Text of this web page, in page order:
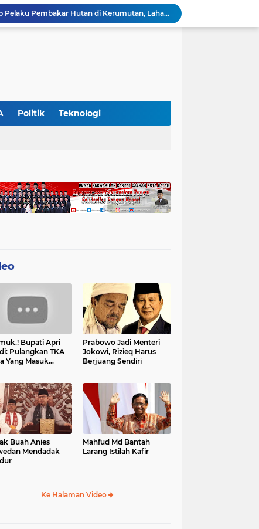
Polres Pelalawan Tangkap Pelaku Pembakar Hutan di Kerumutan, Lahan Gambut Dibuka untuk Kebun Sawit
SIEXPO 2026 Resmi Dibuka, Riau Perkuat Posisi sebagai Barometer Industri Sawit Nasional
Hari Kedua SIEXPO 2026 Makin Bergairah, Transaksi Tembus Rp1,05 Miliar dan Dorongan Palm Oil Institute Menguat
Politik Teknologi
Bupati Apri
Pulangkan TKA
Yang Masuk
Prabowo Jadi Menteri
Jokowi, Rizieq Harus
Berjuang Sendiri
Buah Anies
Mendadak
Mahfud Md Bantah
Larang Istilah Kafir
Ke Halaman Video